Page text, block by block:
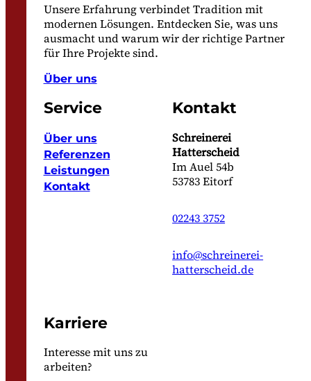
Unsere Erfahrung verbindet Tradition mit
modernen Lösungen. Entdecken Sie, was uns
ausmacht und warum wir der richtige Partner
für Ihre Projekte sind.
Über uns
Service
Über uns
Referenzen
Leistungen
Kontakt
Kontakt
Schreinerei
Hatterscheid
Im Auel 54b
53783 Eitorf
02243 3752
info@schreinerei-
hatterscheid.de
Karriere
Interesse mit uns zu
arbeiten?